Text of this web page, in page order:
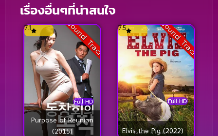
เรื่องอื่นๆที่น่าสนใจ
Sound Track
Full HD
7.1
Purpose of Reunion
(2015)
Sound Track
Full HD
7.5
Elvis the Pig (2022)